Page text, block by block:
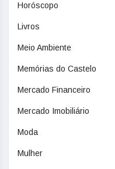
Horóscopo
Livros
Meio Ambiente
Memórias do Castelo
Mercado Financeiro
Mercado Imobiliário
Moda
Mulher